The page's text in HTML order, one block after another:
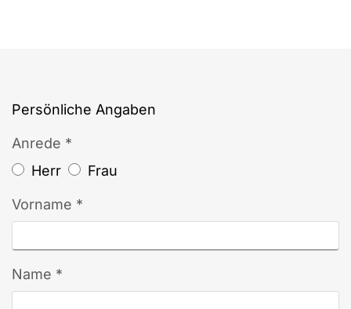
Persönliche Angaben
Anrede *
Herr
Frau
Vorname *
Name *